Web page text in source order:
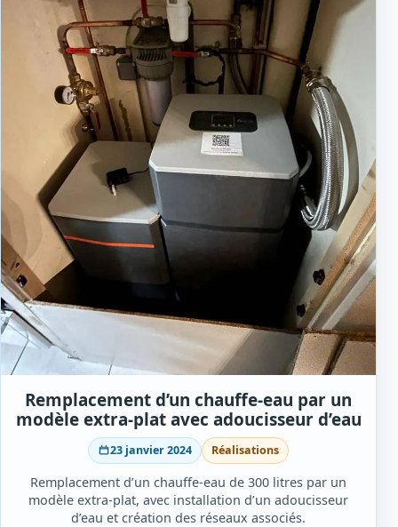
Remplacement d’un chauffe-eau par un
modèle extra-plat avec adoucisseur d’eau
23 janvier 2024 Réalisations
Remplacement d’un chauffe-eau de 300 litres par un
modèle extra-plat, avec installation d’un adoucisseur
d’eau et création des réseaux associés.